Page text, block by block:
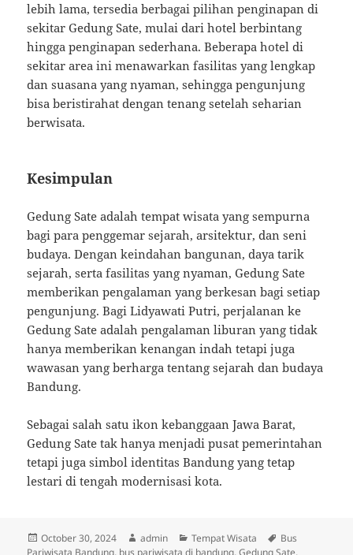
lebih lama, tersedia berbagai pilihan penginapan di
sekitar Gedung Sate, mulai dari hotel berbintang
hingga penginapan sederhana. Beberapa hotel di
sekitar area ini menawarkan fasilitas yang lengkap
dan suasana yang nyaman, sehingga pengunjung
bisa beristirahat dengan tenang setelah seharian
berwisata.
Kesimpulan
Gedung Sate adalah tempat wisata yang sempurna
bagi para penggemar sejarah, arsitektur, dan seni
budaya. Dengan keindahan bangunan, daya tarik
sejarah, serta fasilitas yang nyaman, Gedung Sate
memberikan pengalaman yang berkesan bagi setiap
pengunjung. Bagi Lidyawati Putri, perjalanan ke
Gedung Sate adalah pengalaman liburan yang tidak
hanya memberikan kenangan indah tetapi juga
wawasan yang berharga tentang sejarah dan budaya
Bandung.
Sebagai salah satu ikon kebanggaan Jawa Barat,
Gedung Sate tak hanya menjadi pusat pemerintahan
tetapi juga simbol identitas Bandung yang tetap
lestari di tengah modernisasi kota.
Posted
on
October 30, 2024 Author
admin Categories
Tempat Wisata Tags
Bus
Pariwisata Bandung, bus pariwisata di bandung,Gedung Sate,